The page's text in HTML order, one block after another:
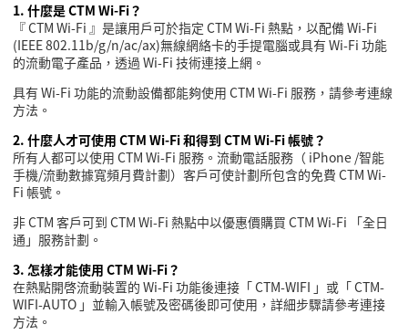
1. 什麼是CTM Wi-Fi？
『CTM Wi-Fi 』是讓用戶可於指定 CTM Wi-Fi 熱點，以配備Wi-Fi
(IEEE 802.11b/g/n/ac/ax)無線網絡卡的手提電腦或具有Wi-Fi 功能
的流動電子產品，透過 Wi-Fi 技術連接上網。
具有Wi-Fi 功能的流動設備都能夠使用 CTM Wi-Fi 服務，請參考連線
方法。
2. 什麼人才可使用 CTM Wi-Fi和得到 CTM Wi-Fi帳號？
所有人都可以使用 CTM Wi-Fi 服務。流動電話服務（ iPhone /智能
手機/流動數據寬頻月費計劃）客戶可使計劃所包含的免費 CTM Wi-
Fi 帳號。
非CTM 客戶可到 CTM Wi-Fi 熱點中以優惠價購買 CTM Wi-Fi
「全日
通」服務計劃。
3. 怎樣才能使用 CTM Wi-Fi？
在熱點開啓流動裝置的 Wi-Fi 功能後連接「CTM-WIFI 」或「CTM-
WIFI-AUTO 」並輸入帳號及密碼後即可使用，詳細步驟請參考連接
方法。